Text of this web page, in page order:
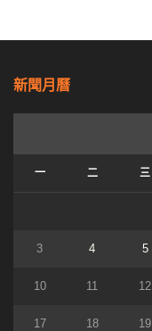
新聞月曆
一 二 三
3 4 5
10 11 12
17 18 19